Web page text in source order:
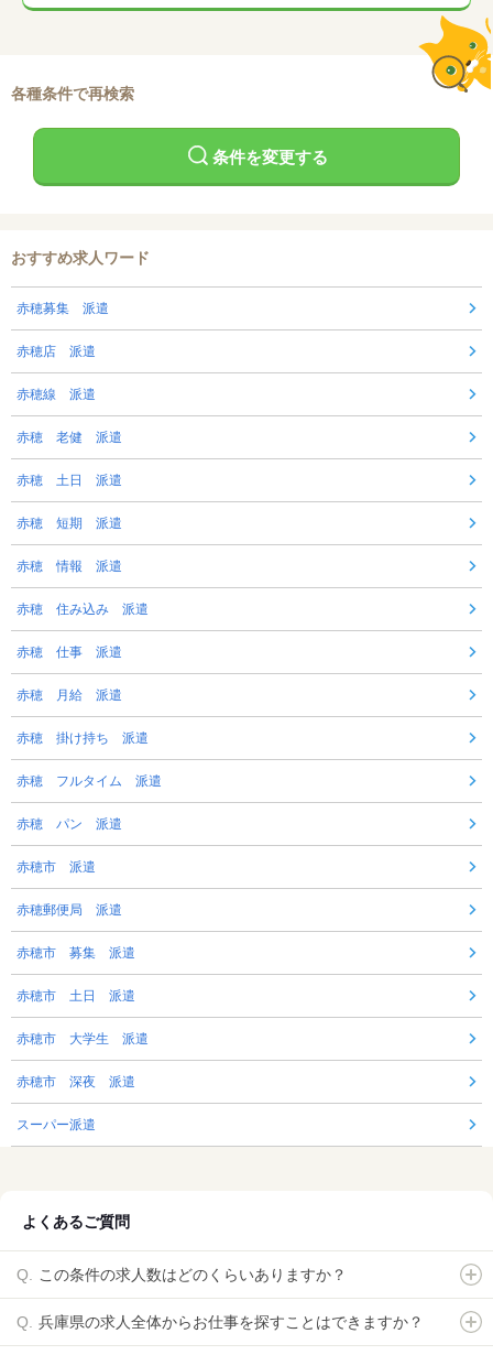
各種条件で再検索
条件を変更する
おすすめ求人ワード
赤穂募集 派遣
赤穂店 派遣
赤穂線 派遣
赤穂 老健 派遣
赤穂 土日 派遣
赤穂 短期 派遣
赤穂 情報 派遣
赤穂 住み込み 派遣
赤穂 仕事 派遣
赤穂 月給 派遣
赤穂 掛け持ち 派遣
赤穂 フルタイム 派遣
赤穂 パン 派遣
赤穂市 派遣
赤穂郵便局 派遣
赤穂市 募集 派遣
赤穂市 土日 派遣
赤穂市 大学生 派遣
赤穂市 深夜 派遣
スーパー派遣
よくあるご質問
この条件の求人数はどのくらいありますか？
兵庫県の求人全体からお仕事を探すことはできますか？